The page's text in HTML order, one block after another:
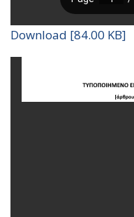
Download [84.00 KB]